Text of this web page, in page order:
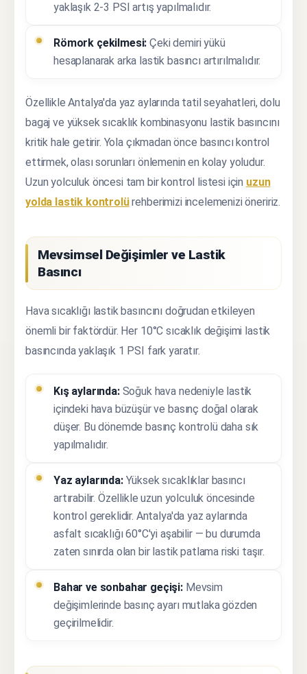
yaklaşık 2-3 PSI artış yapılmalıdır.
Römork çekilmesi: Çeki demiri yükü
hesaplanarak arka lastik basıncı artırılmalıdır.
Özellikle Antalya'da yaz aylarında tatil seyahatleri, dolu
bagaj ve yüksek sıcaklık kombinasyonu lastik basıncını
kritik hale getirir. Yola çıkmadan önce basıncı kontrol
ettirmek, olası sorunları önlemenin en kolay yoludur.
Uzun yolculuk öncesi tam bir kontrol listesi için uzun
yolda lastik kontrolürehberimizi incelemenizi öneririz.
Mevsimsel Değişimler ve Lastik
Basıncı
Hava sıcaklığı lastik basıncını doğrudan etkileyen
önemli bir faktördür. Her 10°C sıcaklık değişimi lastik
basıncında yaklaşık 1 PSI fark yaratır.
Kış aylarında:Soğuk hava nedeniyle lastik
içindeki hava büzüşür ve basınç doğal olarak
düşer. Bu dönemde basınç kontrolü daha sık
yapılmalıdır.
Yaz aylarında:Yüksek sıcaklıklar basıncı
artırabilir. Özellikle uzun yolculuk öncesinde
kontrol gereklidir. Antalya'da yaz aylarında
asfalt sıcaklığı 60°C'yi aşabilir — bu durumda
zaten sınırda olan bir lastik patlama riski taşır.
Bahar ve sonbahar geçişi: Mevsim
değişimlerinde basınç ayarı mutlaka gözden
geçirilmelidir.